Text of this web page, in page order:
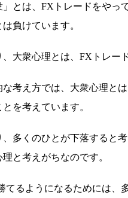
」とは、FXトレードをやっ
負けています。
、大衆心理とは、FXトレー
な考え方では、大衆心理と
とを考えています。
、多くのひとが下落すると
理と考えがちなのです。
てるようになるためには、